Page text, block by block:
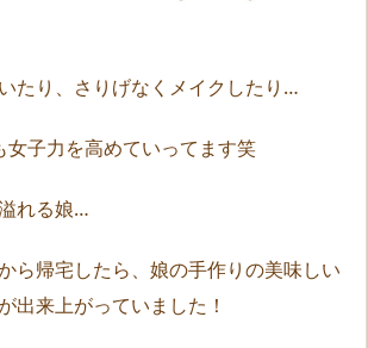
たり、さりげなくメイクしたり…
女子力を高めていってます笑
れる娘…
ら帰宅したら、娘の手作りの美味しい
出来上がっていました！